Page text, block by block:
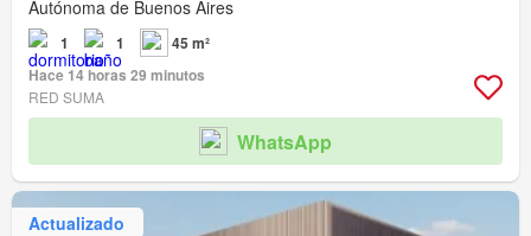
Autónoma de Buenos Aires
1 1
45 m²
Hace 14 horas 29 minutos
RED SUMA
WhatsApp
Actualizado